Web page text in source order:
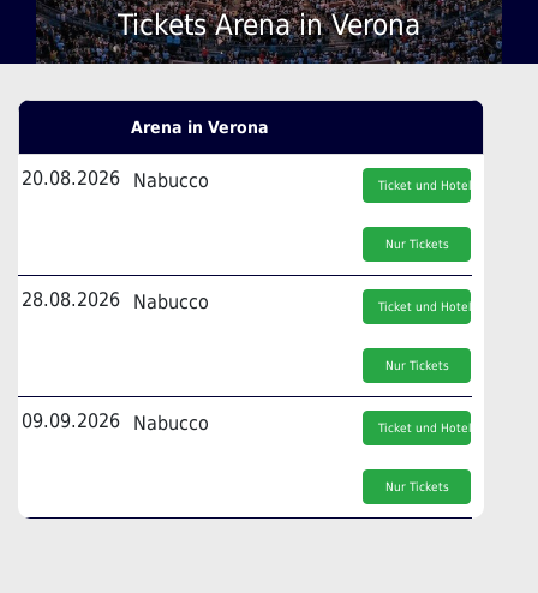
Tickets Arena in Verona
Arena in Verona
20.08.2026 Nabucco Ticket und Hotel
Nur Tickets
28.08.2026 Nabucco Ticket und Hotel
Nur Tickets
09.09.2026 Nabucco Ticket und Hotel
Nur Tickets